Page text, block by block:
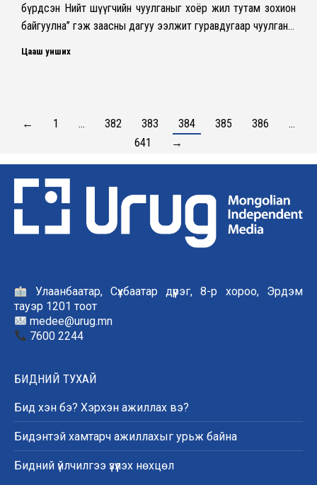
бүрдсэн Нийт шүүгчийн чуулганыг хоёр жил тутам зохион
байгуулна” гэж заасны дагуу ээлжит гуравдугаар чуулган…
Цааш унших
← 1 … 382 383 384 385 386
…
641
→
Улаанбаатар, Сүхбаатар дүүрэг, 8-р хороо, Эрдэм
тауэр 1201 тоот
medee@urug.mn
7600 2244
БИДНИЙ ТУХАЙ
Бид хэн бэ? Хэрхэн ажиллах вэ?
Бидэнтэй хамтарч ажиллахыг урьж байна
Бидний үйлчилгээ үзүүлэх нөхцөл